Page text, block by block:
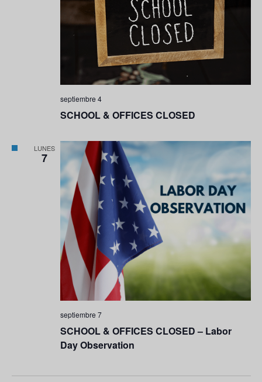
SCHOOL & OFFICES CLOSED
septiembre 4
LUNES
7
SCHOOL & OFFICES CLOSED – Labor
Day Observation
septiembre 7